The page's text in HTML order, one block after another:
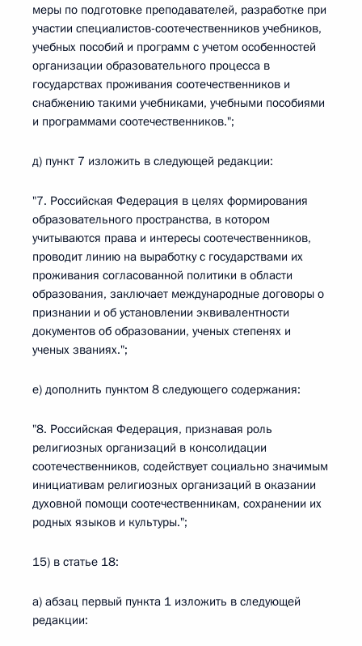
меры по подготовке преподавателей, разработке при
участии специалистов-соотечественников учебников,
учебных пособий и программ с учетом особенностей
организации образовательного процесса в
государствах проживания соотечественников и
снабжению такими учебниками, учебными пособиями
и программами соотечественников.";
д) пункт 7 изложить в следующей редакции:
"7. Российская Федерация в целях формирования
образовательного пространства, в котором
учитываются права и интересы соотечественников,
проводит линию на выработку с государствами их
проживания согласованной политики в области
образования, заключает международные договоры о
признании и об установлении эквивалентности
документов об образовании, ученых степенях и
ученых званиях.";
е) дополнить пунктом 8 следующего содержания:
"8. Российская Федерация, признавая роль
религиозных организаций в консолидации
соотечественников, содействует социально значимым
инициативам религиозных организаций в оказании
духовной помощи соотечественникам, сохранении их
родных языков и культуры.";
15) в статье 18:
а) абзац первый пункта 1 изложить в следующей
редакции: